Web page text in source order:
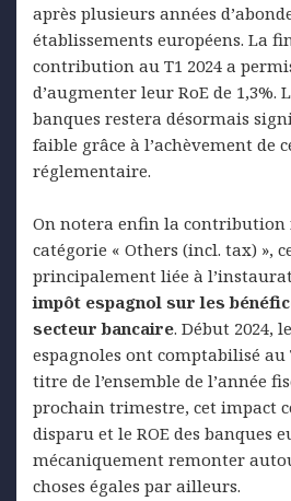
après plusieurs années
établissements européens. La
contribution au T1 2024 a
d’augmenter leur RoE de 1,3%.
banques restera désormais
faible grâce à l’achèvement de
réglementaire.
On notera enfin la contribution
catégorie « Others (incl. tax) »,
principalement liée à
impôt espagnol sur les
secteur bancaire. Début 2024,
espagnoles ont comptabilisé au
titre de l’ensemble de l’année
prochain trimestre, cet impact
disparu et le ROE des banques
mécaniquement remonter
choses égales par ailleurs.